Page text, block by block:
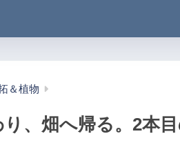
＆植物
り、畑へ帰る。2本